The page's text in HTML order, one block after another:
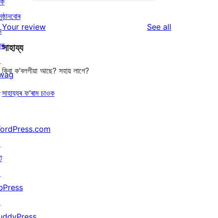
reviews
star
reviews
0
1-
star
reviews
Your review See all
সাহায্য
কিবা ক’বলগীয়া আছে? সহায় লাগে?
সাহায্যৰ ফ’ৰাম চাওক